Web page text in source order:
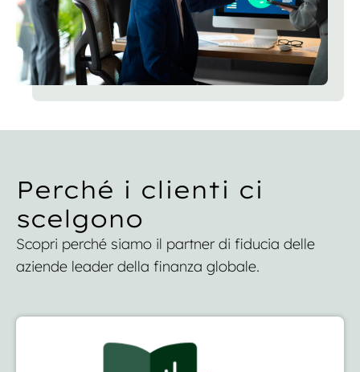
Perché i clienti ci
scelgono
Scopri perché siamo il partner di fiducia delle
aziende leader della finanza globale.